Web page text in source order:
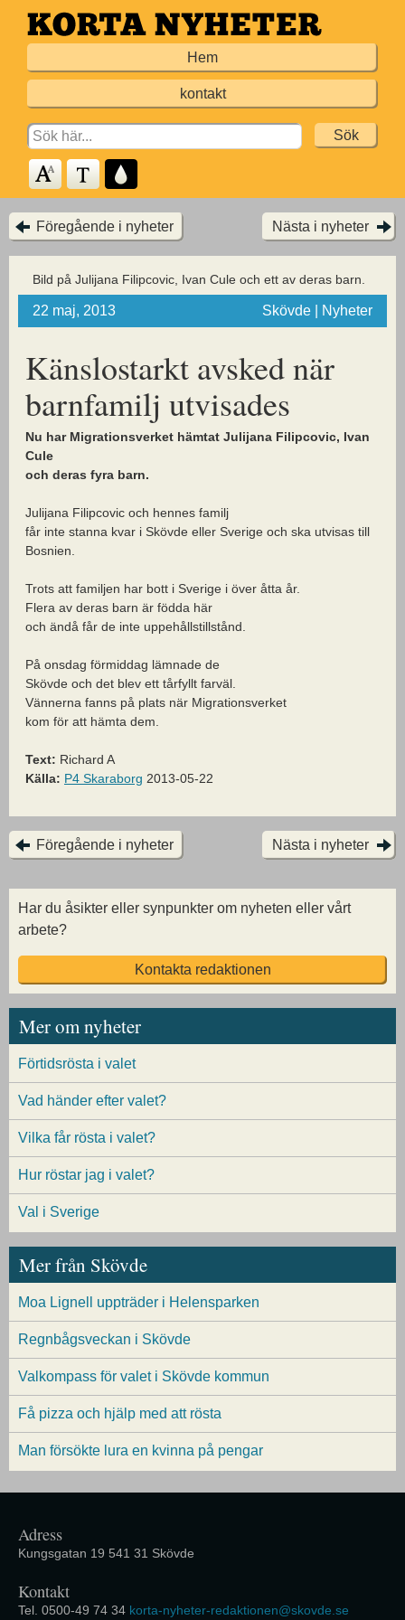
Hoppa
till
Hem
kontakt
Search
for:
Föregående i nyheter Nästa i nyheter
Bild på Julijana Filipcovic, Ivan Cule och ett av deras barn.
22 maj, 2013 Skövde | Nyheter
Känslostarkt avsked när
barnfamilj utvisades
Nu har Migrationsverket hämtat Julijana Filipcovic, Ivan
Cule
och deras fyra barn.
Julijana Filipcovic och hennes familj
får inte stanna kvar i Skövde eller Sverige och ska utvisas till
Bosnien.
Trots att familjen har bott i Sverige i över åtta år.
Flera av deras barn är födda här
och ändå får de inte uppehållstillstånd.
På onsdag förmiddag lämnade de
Skövde och det blev ett tårfyllt farväl.
Vännerna fanns på plats när Migrationsverket
kom för att hämta dem.
Text: Richard A
Källa: P4 Skaraborg 2013-05-22
Föregående i nyheter Nästa i nyheter
Har du åsikter eller synpunkter om nyheten eller vårt
arbete?
Kontakta redaktionen
Mer om nyheter
Förtidsrösta i valet
Vad händer efter valet?
Vilka får rösta i valet?
Hur röstar jag i valet?
Val i Sverige
Mer från Skövde
Moa Lignell uppträder i Helensparken
Regnbågsveckan i Skövde
Valkompass för valet i Skövde kommun
Få pizza och hjälp med att rösta
Man försökte lura en kvinna på pengar
Adress
Kungsgatan 19 541 31 Skövde
Kontakt
Tel. 0500-49 74 34 korta-nyheter-redaktionen@skovde.se